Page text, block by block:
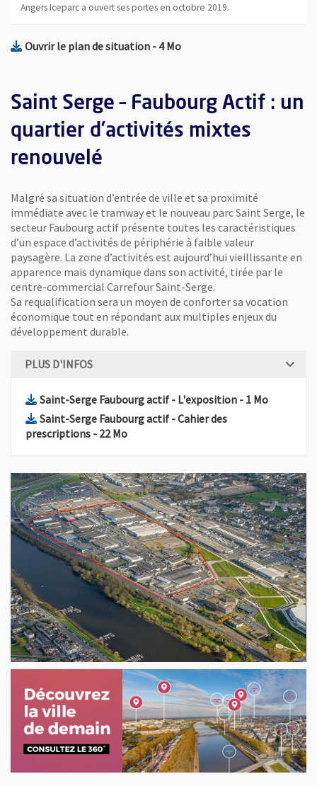
Angers Iceparc a ouvert ses portes en octobre 2019.
en octobre 2019.
de l'équipe des Ducs d'Angers.
Ouvrir le plan de situation, Fichier au format Jpg
- 4 Mo, Ouvre une nouvelle fenêtre
Saint Serge – Faubourg Actif : un
quartier d’activités mixtes
renouvelé
Malgré sa situation d’entrée de ville et sa proximité
immédiate avec le tramway et le nouveau parc Saint Serge, le
secteur Faubourg actif présente toutes les caractéristiques
d’un espace d’activités de périphérie à faible valeur
paysagère. La zone d’activités est aujourd’hui vieillissante en
apparence mais dynamique dans son activité, tirée par le
centre-commercial Carrefour Saint-Serge.
Sa requalification sera un moyen de conforter sa vocation
économique tout en répondant aux multiples enjeux du
développement durable.
PLUS D'INFOS
Saint-Serge Faubourg actif - L'exposition, Fichier au
- 1 Mo, Ouvre
Saint-Serge Faubourg actif - Cahier des
prescriptions, Fichier au format Pdf
- 22 Mo, Ouvre une nouvelle fenêtre